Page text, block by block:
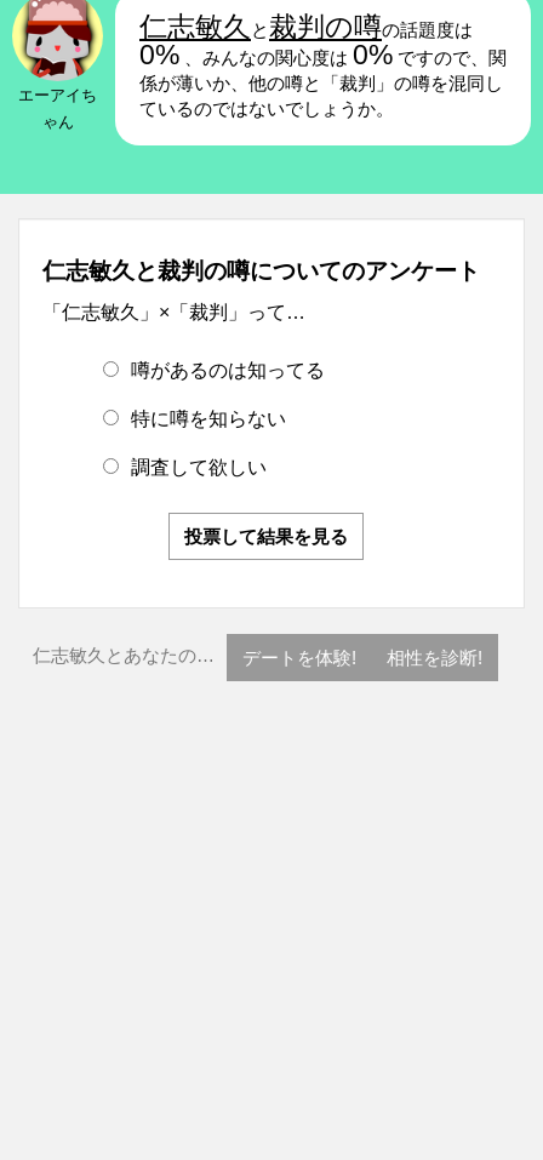
エーアイち
ゃん
仁志敏久 と裁判の噂の話題度は
0% 、みんなの関心度は 0% ですので、関
係が薄いか、他の噂と「裁判」の噂を混同し
ているのではないでしょうか。
仁志敏久と裁判の噂についてのアンケート
「仁志敏久」×「裁判」って…
噂があるのは知ってる
特に噂を知らない
調査して欲しい
投票して結果を見る
仁志敏久とあなたの… デートを体験! 相性を診断!